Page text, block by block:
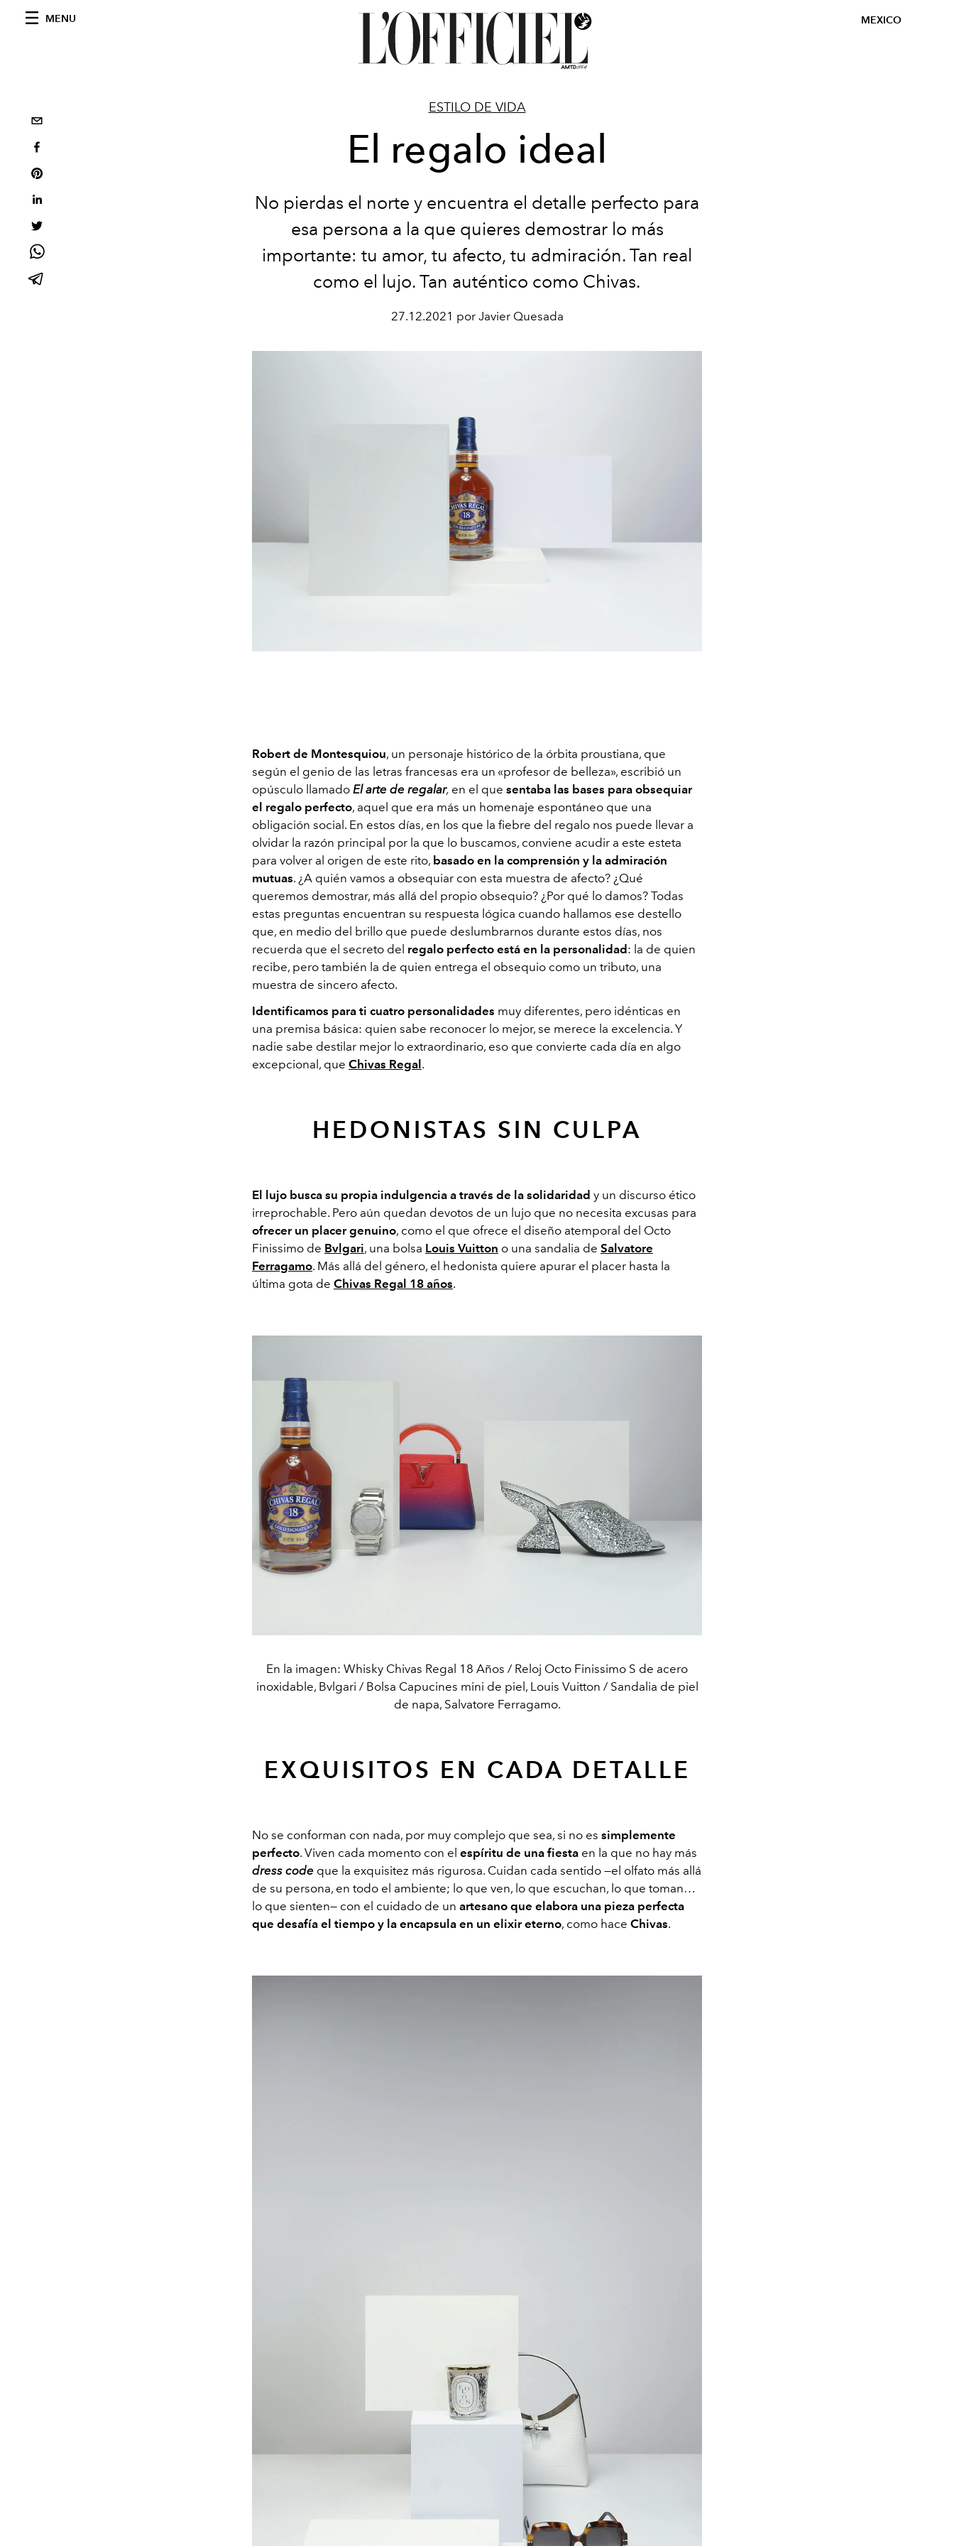
MENU MEXICO
ESTILO DE VIDA
El regalo ideal
No pierdas el norte y encuentra el detalle perfecto para
esa persona a la que quieres demostrar lo más
importante: tu amor, tu afecto, tu admiración. Tan real
como el lujo. Tan auténtico como Chivas.
27.12.2021 por Javier Quesada
Robert de Montesquiou, un personaje histórico de la órbita proustiana, que
según el genio de las letras francesas era un «profesor de belleza», escribió un
opúsculo llamado El arte de regalar, en el que sentaba las bases para obsequiar
el regalo perfecto, aquel que era más un homenaje espontáneo que una
obligación social. En estos días, en los que la fiebre del regalo nos puede llevar a
olvidar la razón principal por la que lo buscamos, conviene acudir a este esteta
para volver al origen de este rito, basado en la comprensión y la admiración
mutuas. ¿A quién vamos a obsequiar con esta muestra de afecto? ¿Qué
queremos demostrar, más allá del propio obsequio? ¿Por qué lo damos? Todas
estas preguntas encuentran su respuesta lógica cuando hallamos ese destello
que, en medio del brillo que puede deslumbrarnos durante estos días, nos
recuerda que el secreto del regalo perfecto está en la personalidad: la de quien
recibe, pero también la de quien entrega el obsequio como un tributo, una
muestra de sincero afecto.
Identificamos para ti cuatro personalidades muy diferentes, pero idénticas en
una premisa básica: quien sabe reconocer lo mejor, se merece la excelencia. Y
nadie sabe destilar mejor lo extraordinario, eso que convierte cada día en algo
excepcional, que Chivas Regal.
HEDONISTAS SIN CULPA
El lujo busca su propia indulgencia a través de la solidaridad y un discurso ético
irreprochable. Pero aún quedan devotos de un lujo que no necesita excusas para
ofrecer un placer genuino, como el que ofrece el diseño atemporal del Octo
Finissimo de Bvlgari, una bolsa Louis Vuitton o una sandalia de Salvatore
Ferragamo. Más allá del género, el hedonista quiere apurar el placer hasta la
última gota de Chivas Regal 18 años.
En la imagen: Whisky Chivas Regal 18 Años / Reloj Octo Finissimo S de acero
inoxidable, Bvlgari / Bolsa Capucines mini de piel, Louis Vuitton / Sandalia de piel
de napa, Salvatore Ferragamo.
EXQUISITOS EN CADA DETALLE
No se conforman con nada, por muy complejo que sea, si no es simplemente
perfecto. Viven cada momento con el espíritu de una fiesta en la que no hay más
dress code que la exquisitez más rigurosa. Cuidan cada sentido —el olfato más allá
de su persona, en todo el ambiente; lo que ven, lo que escuchan, lo que toman…
lo que sienten— con el cuidado de un artesano que elabora una pieza perfecta
que desafía el tiempo y la encapsula en un elixir eterno, como hace Chivas.